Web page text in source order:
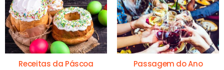
Receitas da Páscoa Passagem do Ano